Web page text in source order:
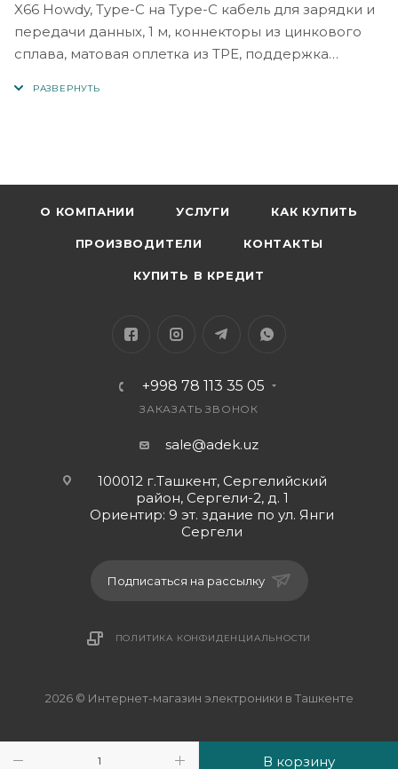
В корзину
X66 Howdy, Type-C на Type-C кабель для зарядки и
передачи данных, 1 м, коннекторы из цинкового
сплава, матовая оплетка из TPE, поддержка
Тип: Дата-кабели
Назначение: Для телефонов и планшетов
О КОМПАНИИ УСЛУГИ КАК КУПИТЬ
ПРОИЗВОДИТЕЛИ КОНТАКТЫ
КУПИТЬ В КРЕДИТ
+998 78 113 35 05
ЗАКАЗАТЬ ЗВОНОК
sale@adek.uz
100012 г.Ташкент, Сергелийский
район, Сергели-2, д. 1
Ориентир: 9 эт. здание по ул. Янги
Сергели
Подписаться на рассылку
ПОЛИТИКА КОНФИДЕНЦИАЛЬНОСТИ
2026 © Интернет-магазин электроники в Ташкенте